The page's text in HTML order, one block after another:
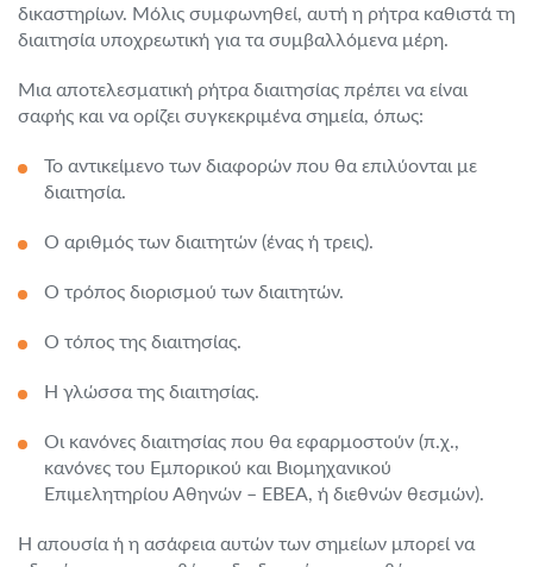
δικαστηρίων. Μόλις συμφωνηθεί, αυτή η ρήτρα καθιστά τη
διαιτησία υποχρεωτική για τα συμβαλλόμενα μέρη.
Μια αποτελεσματική ρήτρα διαιτησίας πρέπει να είναι
σαφής και να ορίζει συγκεκριμένα σημεία, όπως:
Το αντικείμενο των διαφορών που θα επιλύονται με
διαιτησία.
Ο αριθμός των διαιτητών (ένας ή τρεις).
Ο τρόπος διορισμού των διαιτητών.
Ο τόπος της διαιτησίας.
Η γλώσσα της διαιτησίας.
Οι κανόνες διαιτησίας που θα εφαρμοστούν (π.χ.,
κανόνες του Εμπορικού και Βιομηχανικού
Επιμελητηρίου Αθηνών – ΕΒΕΑ, ή διεθνών θεσμών).
Η απουσία ή η ασάφεια αυτών των σημείων μπορεί να